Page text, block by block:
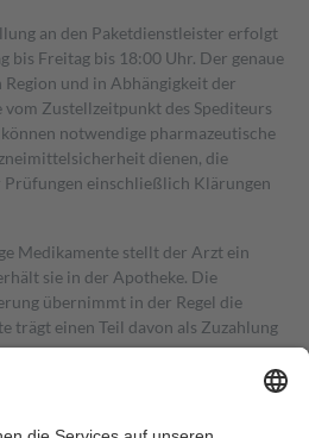
an den Paketdienstleister erfolgt
bis Freitag bis 18:00 Uhr. Der genaue
und in Abhängigkeit der
Zustellzeitpunkt des Spediteurs
notwendige pharmazeutische
dienen, die
einschließlich Klärungen
Medikamente stellt der Arzt ein
sie in der Apotheke. Die
übernimmt in der Regel die
trägt einen Teil davon als Zuzahlung
Zuzahlungen in Höhe von zehn
jedoch nie mehr als die tatsächlichen